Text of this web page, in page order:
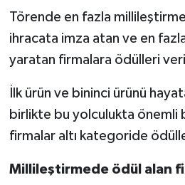
Törende en fazla
ihracata imza atan ve en
yaratan firmalara ödülleri
İlk ürün ve bininci ürünü
birlikte bu yolculukta önemli
firmalar altı kategoride
Millileştirmede ödül alan